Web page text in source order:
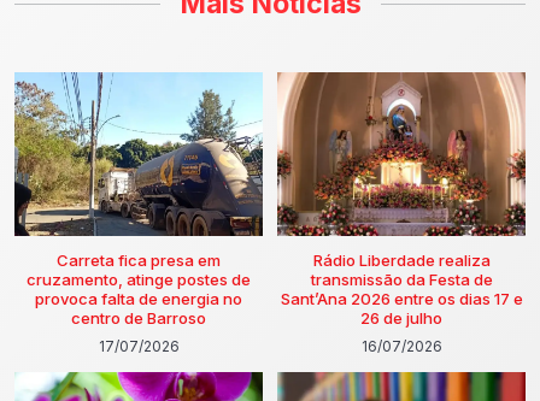
Carreta fica presa em
cruzamento, atinge postes de
provoca falta de energia no
centro de Barroso
17/07/2026
Rádio Liberdade realiza
transmissão da Festa de
Sant’Ana 2026 entre os dias 17 e
26 de julho
16/07/2026